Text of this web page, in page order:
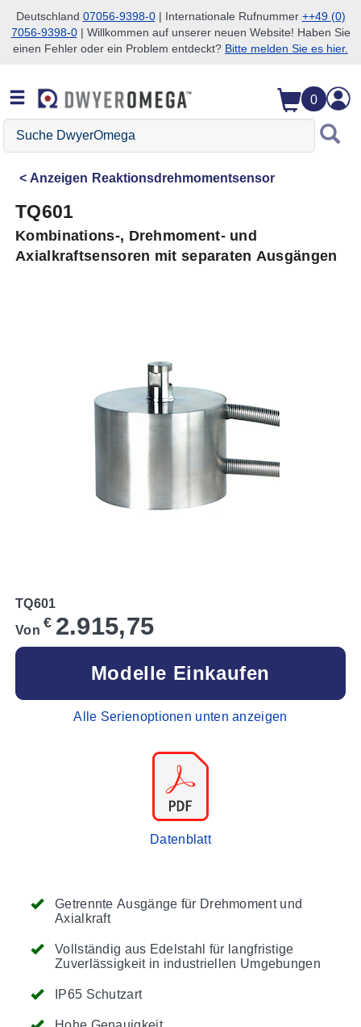
Zum Suchen überspringen
Zum Hauptinhalt überspringen
Zur Navigation überspringen
Deutschland 07056-9398-0| Internationale Rufnummer ++49 (0)
7056-9398-0| Willkommen auf unserer neuen Website! Haben Sie
einen Fehler oder ein Problem entdeckt? Bitte melden Sie es hier.
0
Suche
DwyerOmega
Anzeigen Reaktionsdrehmomentsensor
TQ601
Kombinations-, Drehmoment- und
Axialkraftsensoren mit separaten Ausgängen
Getrennte Ausgänge für Drehmoment und
Axialkraft
Vollständig aus Edelstahl für langfristige
Zuverlässigkeit in industriellen Umgebungen
IP65 Schutzart
TQ601
Von € 2.915,75
Modelle Einkaufen
Alle Serienoptionen unten anzeigen
Datenblatt